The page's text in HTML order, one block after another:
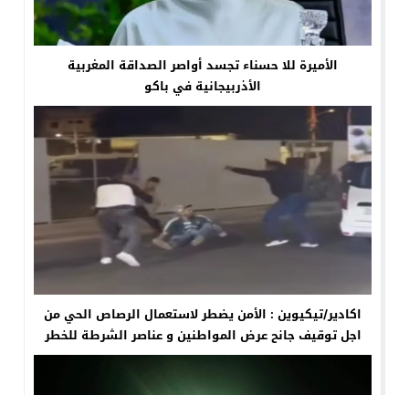
الأميرة للا حسناء تجسد أواصر الصداقة المغربية
الأذربيجانية في باكو
اكادير/تيكيوين : الأمن يضطر لاستعمال الرصاص الحي من
اجل توقيف جانح عرض المواطنين و عناصر الشرطة للخطر
باستعمال السلاح الابيض